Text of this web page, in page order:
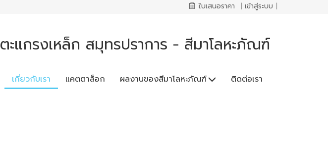
ใบเสนอราคา | เข้าสู่ระบบ |
ตะแกรงเหล็ก สมุทรปราการ - สีมาโลหะภัณฑ์
เกี่ยวกับเรา แคตตาล็อก ผลงานของสีมาโลหะภัณฑ์ ติดต่อเรา